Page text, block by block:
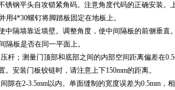
钢平头自攻锁紧角码。注意角度代码的正确安装
用4*30螺钉将脚踏板固定在地板上。
隔墙靠近墙壁。调整角度，使中间隔板的前侧垂
隔板是否在同一平面上。
；测量门顶部和底部之间的内部空间距离偏差在
安装门板铰链时，请注意上下150mm的距离。
在2-3.5mm以内。单面缝制的宽度误差为0.5mm